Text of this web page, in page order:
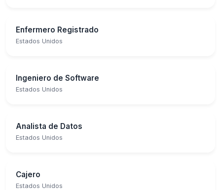
Enfermero Registrado
Estados Unidos
Ingeniero de Software
Estados Unidos
Analista de Datos
Estados Unidos
Cajero
Estados Unidos